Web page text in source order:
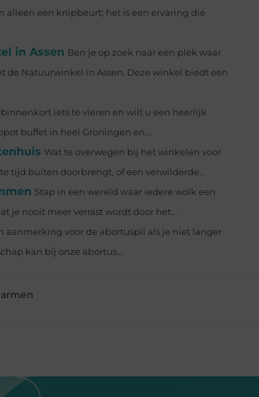
alleen een knipbeurt; het is een ervaring die
in Assen Ben je op zoek naar een plek waar
de Natuurwinkel in Assen. Deze winkel biedt een
iets te vieren en wilt u een heerlijk
buffet in heel Groningen en...
Wat te overwegen bij het winkelen voor
tijd buiten doorbrengt, of een verwilderde...
Stap in een wereld waar iedere wolk een
je nooit meer verrast wordt door het...
aanmerking voor de abortuspil als je niet langer
kan bij onze abortus...